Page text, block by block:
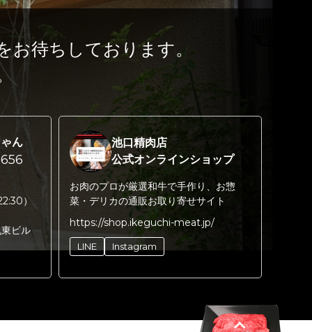
お待ちしております。
ん
）
ビル
池口精肉店
公式オンラインショップ
お肉のプロが厳選和牛で手作り、お惣
菜・デリカの通販お取り寄せサイト
https://shop.ikeguchi-meat.jp/
LINE Instagram